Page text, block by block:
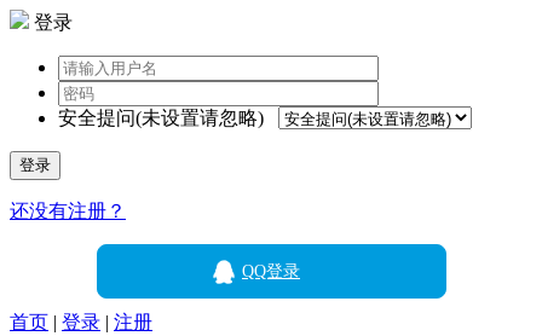
登录
安全提问(未设置请忽略)
登录
还没有注册？
QQ登录
首页 | 登录 | 注册